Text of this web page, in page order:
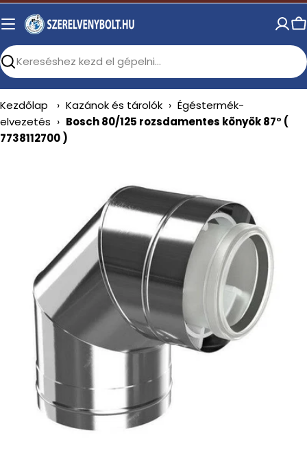
Skip
to
Search
Kezdőlap › Kazánok és tárolók › Égéstermék-
elvezetés › Bosch 80/125 rozsdamentes könyök 87° (
7738112700 )
media 0 in modal